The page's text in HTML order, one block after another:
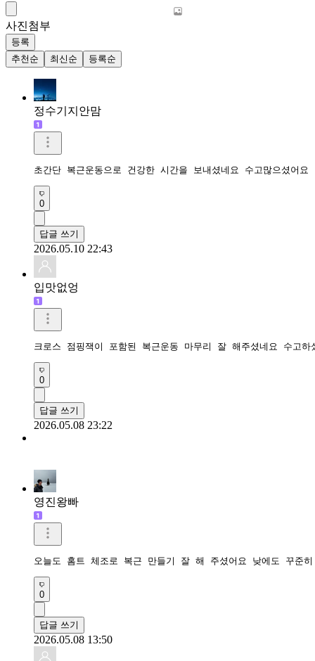
사진첨부
등록
추천순
최신순 등록순
정수기지안맘
초간단 복근운동으로 건강한 시간을 보내셨네요 수고많으셨어요
0
답글 쓰기
2026.05.10 22:43
입맛없엉
크로스 점핑잭이 포함된 복근운동 마무리 잘 해주셨네요 수고
0
답글 쓰기
2026.05.08 23:22
영진왕빠
오늘도 홈트 체조로 복근 만들기 잘 해 주셨어요 낮에도 꾸준
0
답글 쓰기
2026.05.08 13:50